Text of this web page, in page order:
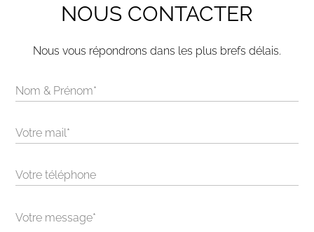
NOUS CONTACTER
Nous vous répondrons dans les plus brefs délais.